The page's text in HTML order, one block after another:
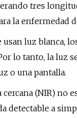
tres
la enfermedad
luz blanca,
lo tanto, la luz
o una pantalla.
(NIR) no
detectable a